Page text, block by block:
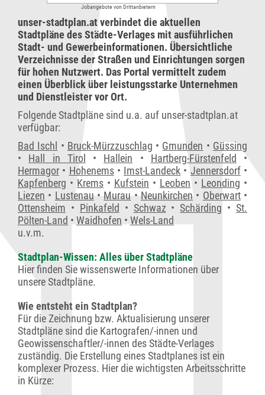
Jobangebote von Drittanbietern
unser-stadtplan.at verbindet die aktuellen
Stadtpläne des Städte-Verlages mit ausführlichen
Stadt- und Gewerbeinformationen. Übersichtliche
Verzeichnisse der Straßen und Einrichtungen sorgen
für hohen Nutzwert. Das Portal vermittelt zudem
einen Überblick über leistungsstarke Unternehmen
und Dienstleister vor Ort.
Folgende Stadtpläne sind u.a. auf unser-stadtplan.at
verfügbar:
Bad Ischl • Bruck-Mürzzuschlag • Gmunden • Güssing
• Hall in Tirol • Hallein • Hartberg-Fürstenfeld
•
Hermagor • Hohenems• Imst-Landeck • Jennersdorf•
Kapfenberg • Krems • Kufstein • Leoben • Leonding •
Liezen • Lustenau • Murau • Neunkirchen • Oberwart•
Ottensheim • Pinkafeld • Schwaz •Schärding • St.
Pölten-Land • Waidhofen • Wels-Land
u.v.m.
Stadtplan-Wissen: Alles über Stadtpläne
Hier finden Sie wissenswerte Informationen über
unsere Stadtpläne.
Wie entsteht ein Stadtplan?
Für die Zeichnung bzw. Aktualisierung unserer
Stadtpläne sind die Kartografen/-innen und
Geowissenschaftler/-innen des Städte-Verlages
zuständig. Die Erstellung eines Stadtplanes ist ein
komplexer Prozess. Hier die wichtigsten Arbeitsschritte
in Kürze: